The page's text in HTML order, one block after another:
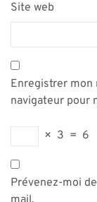
Site web
Enregistrer mon
navigateur pour
× 3 = 6
Prévenez-moi